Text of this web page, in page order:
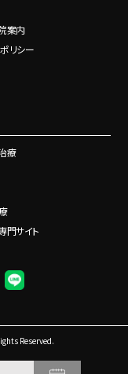
案内
リシー
療
門サイト
Reserved.